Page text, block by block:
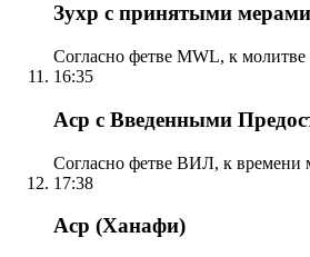
Зухр с принятыми
Согласно фетве MWL, к молитве
16:35
Аср с Введенными
Согласно фетве ВИЛ, к времени
17:38
Аср (Ханафи)